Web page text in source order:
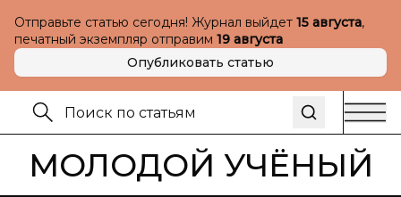
Отправьте статью сегодня! Журнал выйдет 15 августа,
печатный экземпляр отправим 19 августа
Опубликовать статью
МОЛОДОЙ УЧЁНЫЙ